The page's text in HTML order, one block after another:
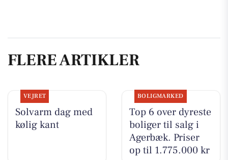
FLERE ARTIKLER
VEJRET
Solvarm dag med
kølig kant
BOLIGMARKED
Top 6 over dyreste
boliger til salg i
Agerbæk. Priser
op til 1.775.000 kr